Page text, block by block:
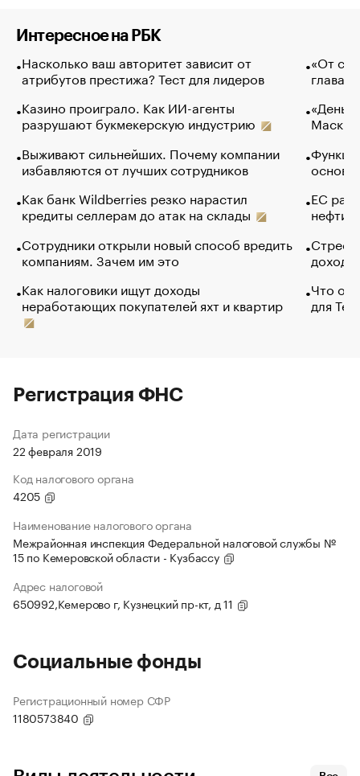
Интересное на РБК
Насколько ваш авторитет зависит от
атрибутов престижа? Тест для лидеров
Казино проиграло. Как ИИ-агенты
разрушают букмекерскую индустрию
Выживают сильнейших. Почему компании
избавляются от лучших сотрудников
Как банк Wildberries резко нарастил
кредиты селлерам до атак на склады
Сотрудники открыли новый способ вредить
компаниям. Зачем им это
Как налоговики ищут доходы
неработающих покупателей яхт и квартир
«От
глава
Маск в
основ
ЕС
нефти
Что
для
Регистрация ФНС
Дата регистрации
22 февраля 2019
Код налогового органа
4205
Наименование налогового органа
Межрайонная инспекция Федеральной налоговой службы №
15 по Кемеровской области - Кузбассу
Адрес налоговой
650992,Кемерово г, Кузнецкий пр-кт, д 11
Социальные фонды
Регистрационный номер СФР
1180573840